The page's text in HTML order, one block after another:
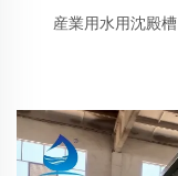
産業用水用沈殿槽